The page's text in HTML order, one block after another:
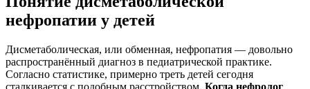
нефропатии у детей
Дисметаболическая, или обменная, нефропатия — довольно
распространённый диагноз в педиатрической практике.
Согласно статистике, примерно треть детей сегодня
сталкивается с подобным расстройством. Когда нефролог